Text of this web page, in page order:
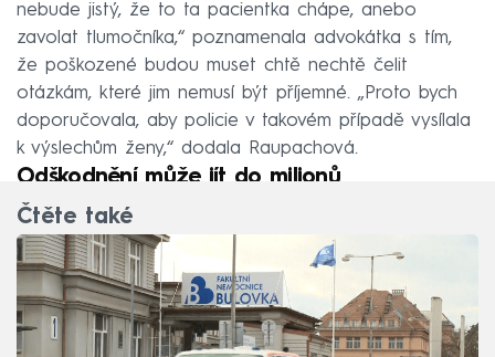
nebude jistý, že to ta pacientka chápe, anebo
zavolat tlumočníka,“ poznamenala advokátka s tím,
že poškozené budou muset chtě nechtě čelit
otázkám, které jim nemusí být příjemné. „Proto bych
doporučovala, aby policie v takovém případě vysílala
k výslechům ženy,“ dodala Raupachová.
Odškodnění může jít do milionů
Čtěte také